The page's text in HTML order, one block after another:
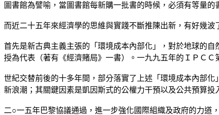
圖書館為譬喻，當圖書館每新購一批書的時候，必須有等量
而近二十五年來經濟學的思維與實踐不斷推陳出新，有好幾波
首先是新古典主義主張的「環境成本內部化」，對於地球的
授為代表（著有《經濟賭局》一書）。一九九五年的ＩＰＣ
世紀交替前後的十多年間，部分落實了上述「環境成本內部
新浪潮；其關鍵因素是凱因斯式的公權力干預以及公共預算
二○一五年巴黎協議通過，進一步強化國際組織及政府的力道